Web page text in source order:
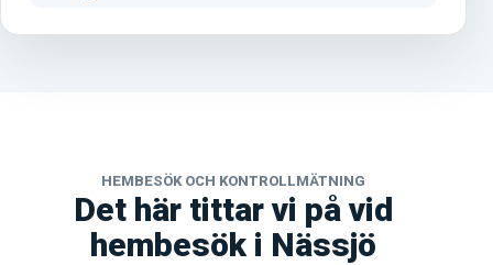
HEMBESÖK OCH KONTROLLMÄTNING
Det här tittar vi på vid
hembesök i Nässjö